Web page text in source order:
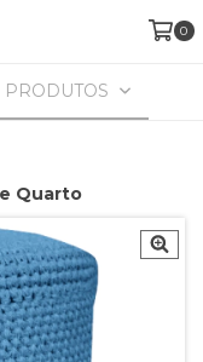
0
PRODUTOS
Quarto